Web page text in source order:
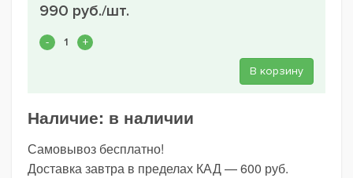
990 руб./шт.
В корзину
Наличие: в наличии
Самовывоз бесплатно!
Доставка завтра в пределах КАД — 600 руб.